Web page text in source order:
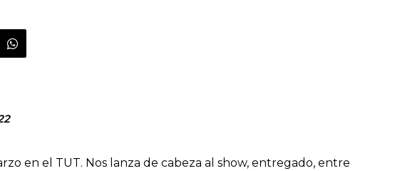
en el TUT. Nos lanza de cabeza al show, entregado, entre